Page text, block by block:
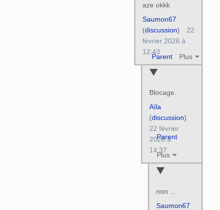
aze okkk
Parent Plus
Saumon67
(discussion)
22
février 2026 à
12:43
Blocage.
Parent
Plus
Aïla
(discussion)
22 février
2026 à
14:37
non ...
Saumon67